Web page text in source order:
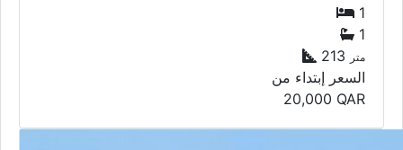
1
1
213 متر
السعر إبتداء من
20,000 QAR